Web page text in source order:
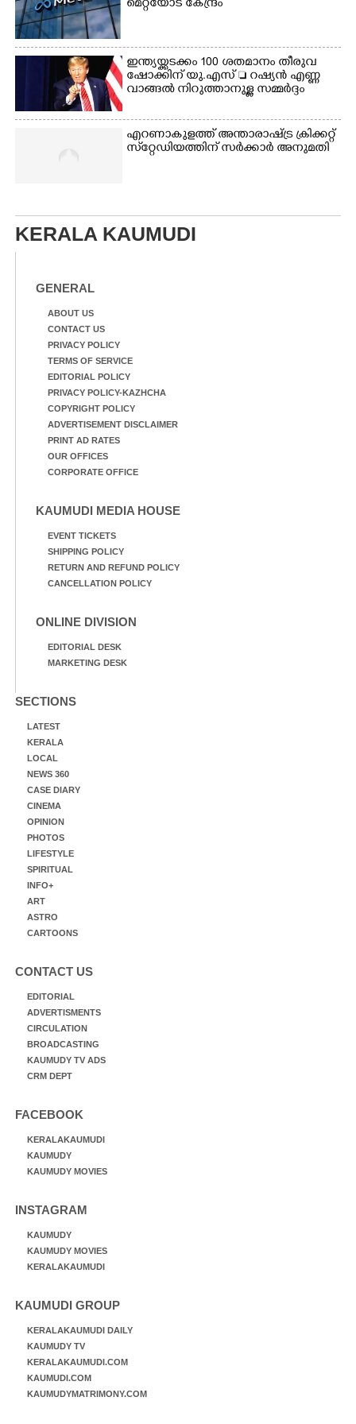
മെറ്റയോട് കേന്ദ്രം
ഇന്ത്യയ്ക്കടക്കം 100 ശതമാനം തീരുവ
ഷോക്കിന് യു.എസ്  റഷ്യൻ എണ്ണ
വാങ്ങൽ നിറുത്താനുള്ള സമ്മർദ്ദം
എറണാകുളത്ത് അന്താരാഷ്ട്ര ക്രിക്കറ്റ്
സ്‌റ്റേഡിയത്തിന് സർക്കാർ അനുമതി
KERALA KAUMUDI
GENERAL
ABOUT US
CONTACT US
PRIVACY POLICY
TERMS OF SERVICE
EDITORIAL POLICY
PRIVACY POLICY-KAZHCHA
COPYRIGHT POLICY
ADVERTISEMENT DISCLAIMER
PRINT AD RATES
OUR OFFICES
CORPORATE OFFICE
KAUMUDI MEDIA HOUSE
EVENT TICKETS
SHIPPING POLICY
RETURN AND REFUND POLICY
CANCELLATION POLICY
ONLINE DIVISION
EDITORIAL DESK
MARKETING DESK
SECTIONS
LATEST
KERALA
LOCAL
NEWS 360
CASE DIARY
CINEMA
OPINION
PHOTOS
LIFESTYLE
SPIRITUAL
INFO+
ART
ASTRO
CARTOONS
CONTACT US
EDITORIAL
ADVERTISMENTS
CIRCULATION
BROADCASTING
KAUMUDY TV ADS
CRM DEPT
FACEBOOK
KERALAKAUMUDI
KAUMUDY
KAUMUDY MOVIES
INSTAGRAM
KAUMUDY
KAUMUDY MOVIES
KERALAKAUMUDI
KAUMUDI GROUP
KERALAKAUMUDI DAILY
KAUMUDY TV
KERALAKAUMUDI.COM
KAUMUDI.COM
KAUMUDYMATRIMONY.COM